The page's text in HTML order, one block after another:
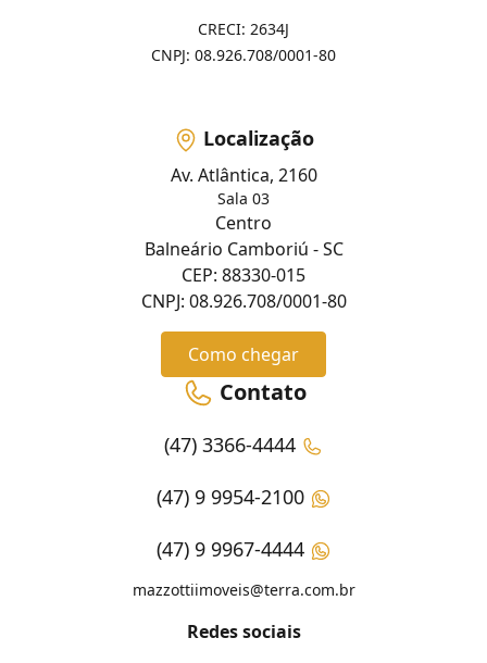
CRECI: 2634J
CNPJ: 08.926.708/0001-80
Localização
Av. Atlântica, 2160
Sala 03
Centro
Balneário Camboriú - SC
CEP: 88330-015
CNPJ: 08.926.708/0001-80
Como chegar
Contato
(47) 3366-4444
(47) 9 9954-2100
(47) 9 9967-4444
mazzottiimoveis@terra.com.br
Redes sociais